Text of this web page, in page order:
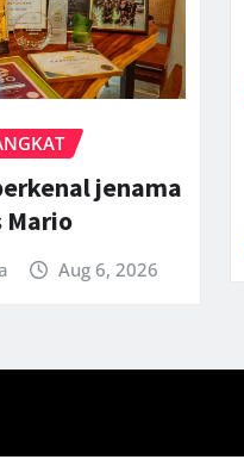
jenama
Mario
Aug 6, 2026